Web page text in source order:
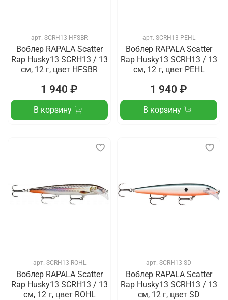
арт. SCRH13-HFSBR
Воблер RAPALA Scatter
Rap Husky13 SCRH13 / 13
см, 12 г, цвет HFSBR
1 940 ₽
В корзину
арт. SCRH13-PEHL
Воблер RAPALA Scatter
Rap Husky13 SCRH13 / 13
см, 12 г, цвет PEHL
1 940 ₽
В корзину
арт. SCRH13-ROHL
Воблер RAPALA Scatter
Rap Husky13 SCRH13 / 13
см, 12 г, цвет ROHL
арт. SCRH13-SD
Воблер RAPALA Scatter
Rap Husky13 SCRH13 / 13
см, 12 г, цвет SD